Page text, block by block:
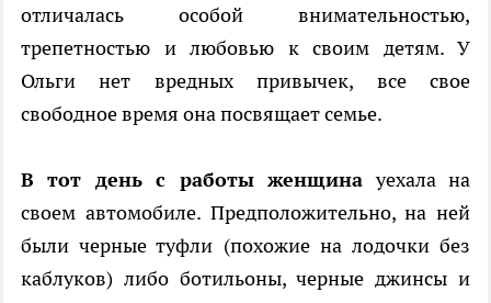
отличалась особой внимательностью,
трепетностью и любовью к своим детям. У
Ольги нет вредных привычек, все свое
свободное время она посвящает семье.
В тот день с работы женщина уехала на
своем автомобиле. Предположительно, на ней
были черные туфли (похожие на лодочки без
каблуков) либо ботильоны, черные джинсы и